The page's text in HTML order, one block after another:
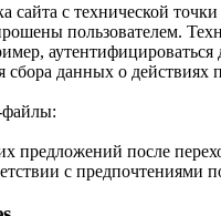
сайта с технической
пользователем.
данных о действиях
файлы:
предложений после
с предпочтениями